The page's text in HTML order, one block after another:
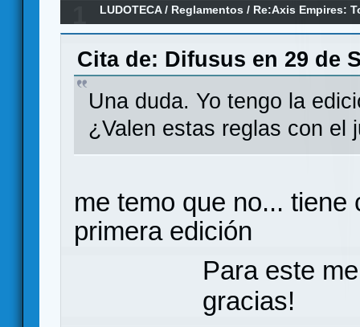
LUDOTECA/ Reglamentos / Re:Axis Empires:
Cita de: Difusus en 29 de
Una duda. Yo tengo la
¿Valen estas reglas con el
me temo que no...
primera edición
Para este
gracias!